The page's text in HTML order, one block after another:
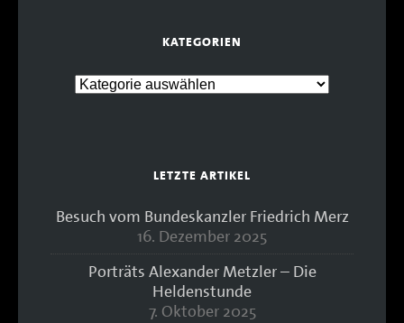
KATEGORIEN
LETZTE ARTIKEL
Besuch vom Bundeskanzler Friedrich Merz
16. Dezember 2025
Porträts Alexander Metzler – Die
Heldenstunde
7. Oktober 2025